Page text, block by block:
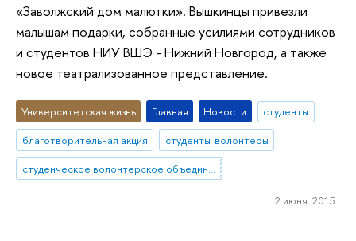
«Заволжский дом малютки». Вышкинцы привезли
малышам подарки, собранные усилиями сотрудников
и студентов НИУ ВШЭ - Нижний Новгород, а также
новое театрализованное представление.
Университетская жизнь Главная Новости
студенты
благотворительная акция
студенты-волонтеры
студенческое волонтерское объединение "КоМоТоС"
2 июня 2015